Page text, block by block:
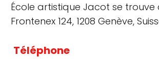
École artistique Jacot se trouve
Frontenex 124, 1208 Genève,
Téléphone